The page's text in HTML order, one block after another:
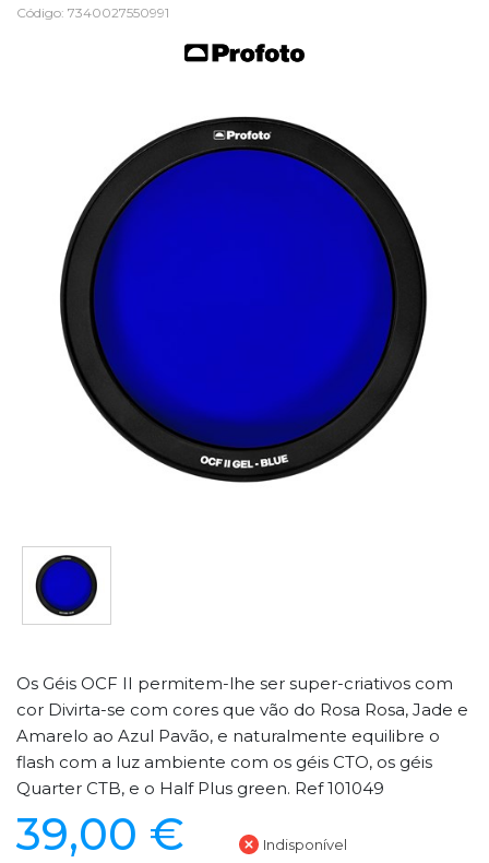
Código: 7340027550991
Os Géis OCF II permitem-lhe ser super-criativos com
cor Divirta-se com cores que vão do Rosa Rosa, Jade e
Amarelo ao Azul Pavão, e naturalmente equilibre o
flash com a luz ambiente com os géis CTO, os géis
Quarter CTB, e o Half Plus green. Ref 101049
39,00 € Indisponível